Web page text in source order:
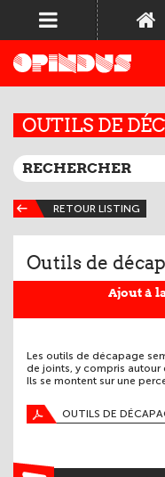
OUTILS DE
RETOUR LISTING
Outils de
Ajout à
Les outils de décapage
de joints, y compris autour
Ils se montent sur une
OUTILS DE